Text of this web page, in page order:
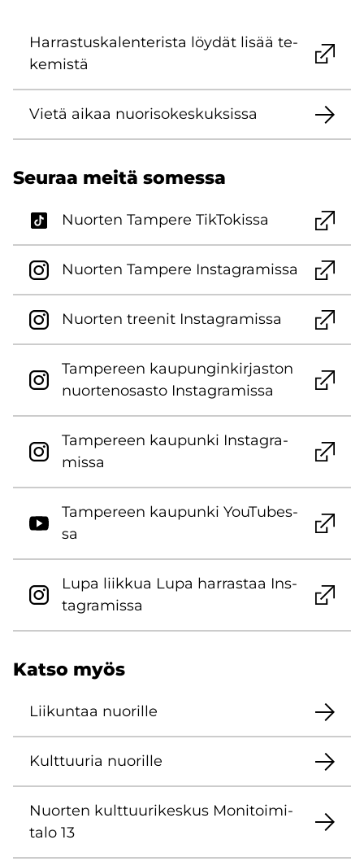
Har­ras­tus­ka­len­te­ris­ta löy­dät lisää te­
ke­mis­tä
Vietä aikaa nuo­ri­so­kes­kuk­sis­sa
Seu­raa meitä so­mes­sa
Nuor­ten Tam­pe­re Tik­To­kis­sa
Nuor­ten Tam­pe­re Ins­ta­gra­mis­sa
Nuor­ten tree­nit Ins­ta­gra­mis­sa
Tam­pe­reen kau­pun­gin­kir­jas­ton
nuor­ten­osas­to Ins­ta­gra­mis­sa
Tam­pe­reen kau­pun­ki Ins­ta­gra­
mis­sa
Tam­pe­reen kau­pun­ki You­Tu­bes­
sa
Lupa liik­kua Lupa har­ras­taa Ins­
ta­gra­mis­sa
Katso myös
Lii­kun­taa nuo­ril­le
Kult­tuu­ria nuo­ril­le
Nuor­ten kult­tuu­ri­kes­kus Mo­ni­toi­mi­
ta­lo 13